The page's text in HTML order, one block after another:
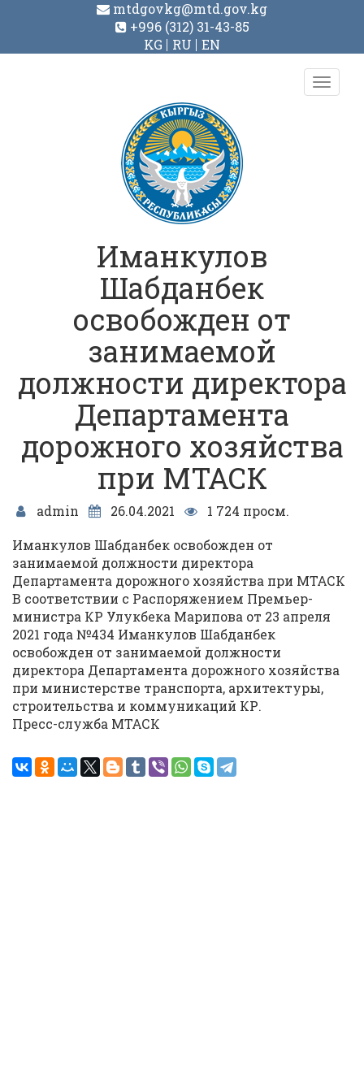
mtdgovkg@mtd.gov.kg
+996 (312) 31-43-85
KG
RU EN
Toggle
Иманкулов
Шабданбек
освобожден от
занимаемой
должности директора
Департамента
дорожного хозяйства
при МТАСК
admin 26.04.2021
1 724 просм.
Иманкулов Шабданбек освобожден от
занимаемой должности директора
Департамента дорожного хозяйства при МТАСК
В соответствии с Распоряжением Премьер-
министра КР Улукбека Марипова от 23 апреля
2021 года №434 Иманкулов Шабданбек
освобожден от занимаемой должности
директора Департамента дорожного хозяйства
при министерстве транспорта, архитектуры,
строительства и коммуникаций КР.
Пресс-служба МТАСК